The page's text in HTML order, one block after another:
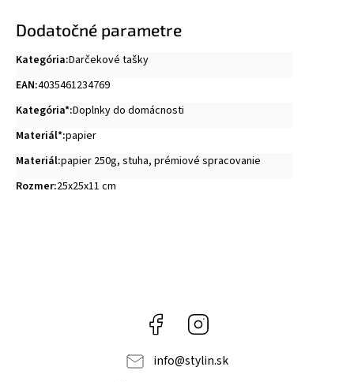
Dodatočné parametre
Kategória:Darčekové tašky
EAN:4035461234769
Kategória*:Doplnky do domácnosti
Materiál*:papier
Materiál:papier 250g, stuha, prémiové spracovanie
Rozmer:25x25x11 cm
Facebook
info@stylin.sk